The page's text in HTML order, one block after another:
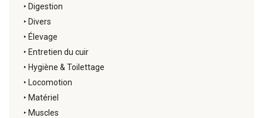
‣ Digestion
‣ Divers
‣ Élevage
‣ Entretien du cuir
‣ Hygiène & Toilettage
‣ Locomotion
‣ Matériel
‣ Muscles